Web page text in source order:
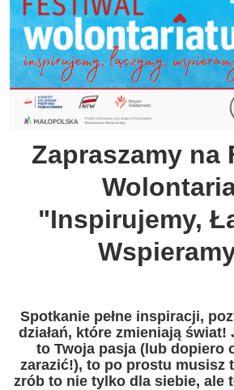
Zapraszamy na
"Inspirujemy,
Spotkanie pełne inspiracji,
działań, które zmieniają
to Twoja pasja (lub dopiero
zarazić!), to po prostu musisz
zrób to nie tylko dla siebie, ale